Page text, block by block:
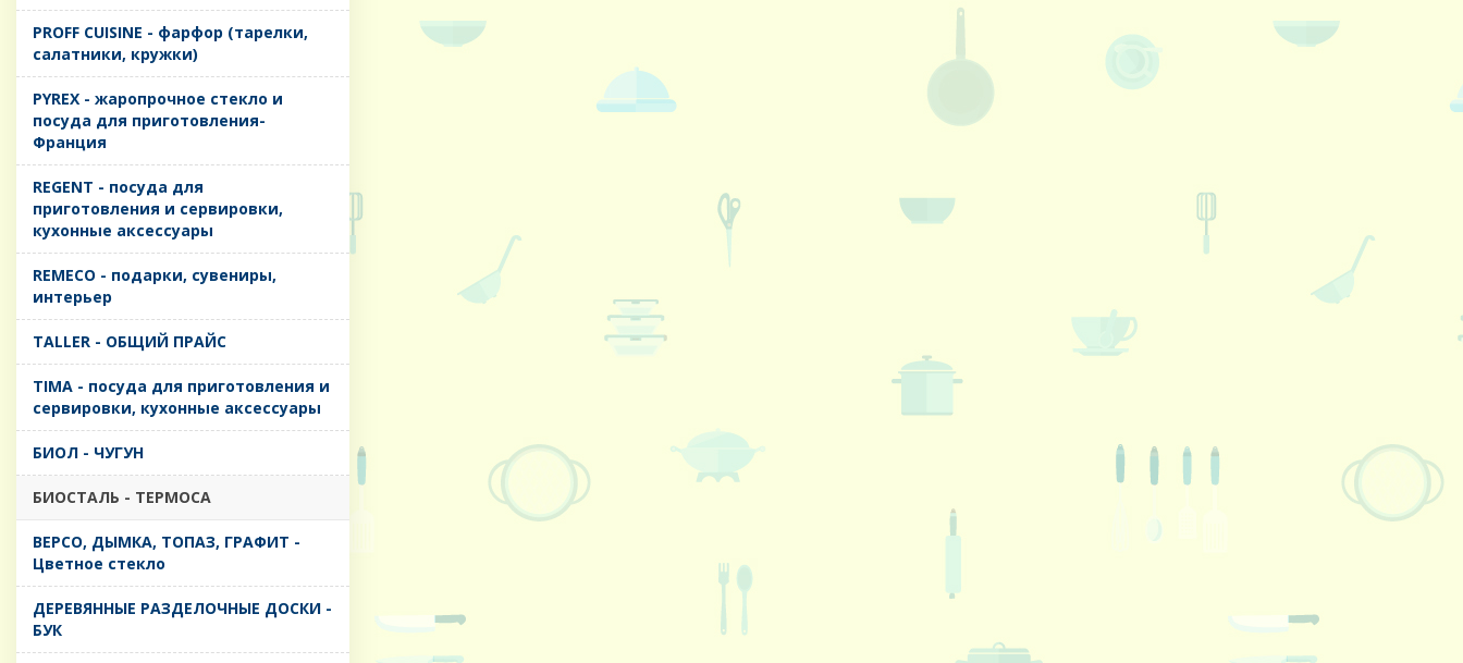
PROFF CUISINE - фарфор (тарелки,
салатники, кружки)
PYREX - жаропрочное стекло и
посуда для приготовления-
Франция
REGENT - посуда для
приготовления и сервировки,
кухонные аксессуары
REMECO - подарки, сувениры,
интерьер
TALLER - ОБЩИЙ ПРАЙС
TIMA - посуда для приготовления и
сервировки, кухонные аксессуары
БИОЛ - ЧУГУН
БИОСТАЛЬ - ТЕРМОСА
ВЕРСО, ДЫМКА, ТОПАЗ, ГРАФИТ -
Цветное стекло
ДЕРЕВЯННЫЕ РАЗДЕЛОЧНЫЕ ДОСКИ -
БУК